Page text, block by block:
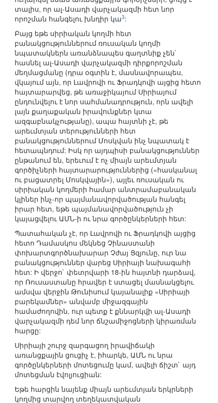
տալիս, որ ալ-Ասադի վարչակազմի հետ նոր
որոշման հանգելու խնդիր կա3:
Բայց եթե սիրիական կողմի հետ
բանակցություններում ռուսական կողմի
նպատակներն առանձնապես գաղտնիք չեն`
հասնել ալ-Ասադի վարչակազմի դիրքորոշման
մեղմացմանը (դրա օգտին է, մասնավորապես,
վկայում այն, որ Լավրովի ու Ֆրադկովի այցից հետո
հայտարարվեց, թե առաջիկայում Սիրիայում
ընդունվելու է նոր սահմանադրություն, որն ավելի
լայն քաղաքական իրավունքներ կտա
ազգաբնակչությանը), ապա հայտնի չէ, թե
արեւմտյան տերությունների հետ
բանակցություններում Մոսկվան ինչ նպատակ է
հետապնդում: Իսկ որ այդպիսի բանակցություններ
ընթանում են, երեւում է ոչ միայն արեւմտյան
գործիչների հայտարարություններից («հասկանալ
ու բացատրել Մոսկվային»), այլեւ ռուսական ու
սիրիական կողմերի համար անտրամաբանական
կլիներ ինչ-որ պայմանավորվածության հանգել
իրար հետ, եթե պայմանավորվածություն չի
կայացվելու ԱՄՆ-ի ու նրա գործընկերների հետ:
Պատահական չէ, որ Լավրովի ու Ֆրադկովի այցից
հետո Դամասկոս մեկնեց Չինաստանի
փոխարտգործնախարար Չժայ Ցզյունը, ուր նա
բանակցություններ վարեց Սիրիայի նախագահի
հետ: Ի վերջո` փետրվարի 18-ին հայտնի դարձավ,
որ Ռուսաստանը հրավեր է ստացել մասնակցելու
ամսվա վերջին Թունիսում կայանալիք «Սիրիայի
բարեկամներ» անվամբ միջազգային
համաժողովին, ուր պետք է քննարկվի ալ-Ասադի
վարչակազմի դեմ նոր ճնշամիջոցների կիրառման
հարցը:
Սիրիայի շուրջ զարգացող իրավիճակի
առանցքային ցուցիչ է, իհարկե, ԱՄՆ ու նրա
գործընկերների մոտեցումը կամ, ավելի ճիշտ` այդ
մոտեցման էվոլյուցիան:
Եթե հարցին նայենք միայն արեւմտյան երկրների
կողմից տարվող տեղեկատվական